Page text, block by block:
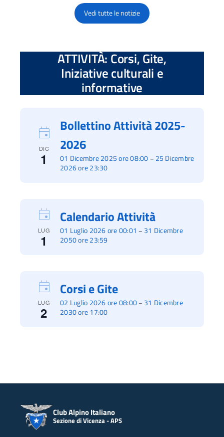
Vedi tutte le notizie
ATTIVITÀ: Corsi, Gite,
Iniziative culturali e
informative
DIC
1 01 Dicembre 2025 ore 08:00 – 25 Dicembre
2026 ore 23:30
Bollettino Attività 2025-
2026
LUG
1
01 Luglio 2026 ore 00:01 – 31 Dicembre
2050 ore 23:59
Calendario Attività
LUG
2
02 Luglio 2026 ore 08:00– 31 Dicembre
2030 ore 17:00
Corsi e Gite
Club Alpino Italiano
Sezione di Vicenza - APS